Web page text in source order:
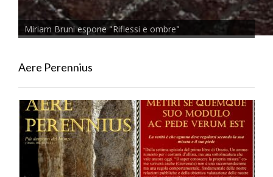
Miriam Bruni espone "Riflessi e ombre"
Aere Perennius